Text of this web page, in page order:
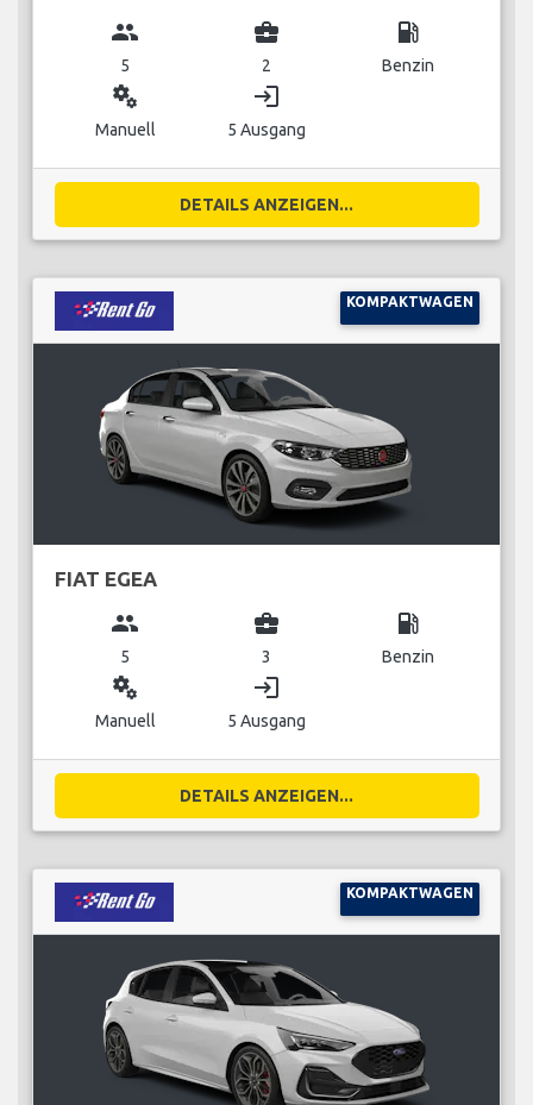
group
5
business_center
2
local_gas_station
Benzin
miscellaneous_services
Manuell
login
5 Ausgang
DETAILS ANZEIGEN...
KOMPAKTWAGEN
FIAT EGEA
group
5
business_center
3
local_gas_station
Benzin
miscellaneous_services
Manuell
login
5 Ausgang
DETAILS ANZEIGEN...
KOMPAKTWAGEN